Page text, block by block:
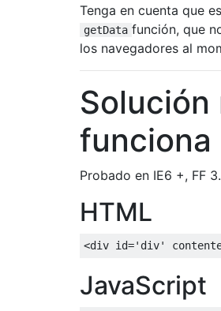
Tenga en cuenta que
getData función, que
los navegadores al
Solución
funciona
Probado en IE6 +, FF
HTML
<div id='div'
JavaScript